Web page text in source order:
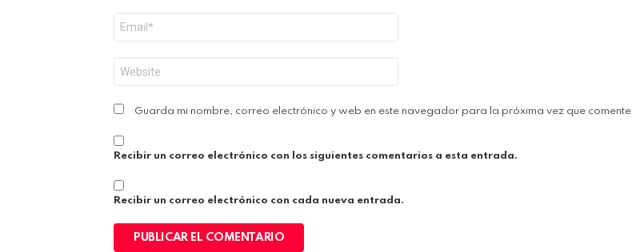
electrónico
*
Guarda mi nombre, correo electrónico y web en este navegador para la próxima vez que comente.
Recibir un correo electrónico con los siguientes comentarios a esta entrada.
Recibir un correo electrónico con cada nueva entrada.